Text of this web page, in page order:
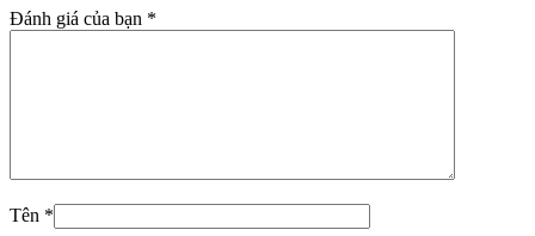
Đánh giá của bạn *
Tên *